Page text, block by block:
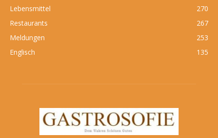
Lebensmittel
270
Restaurants
267
Meldungen
253
Englisch
135